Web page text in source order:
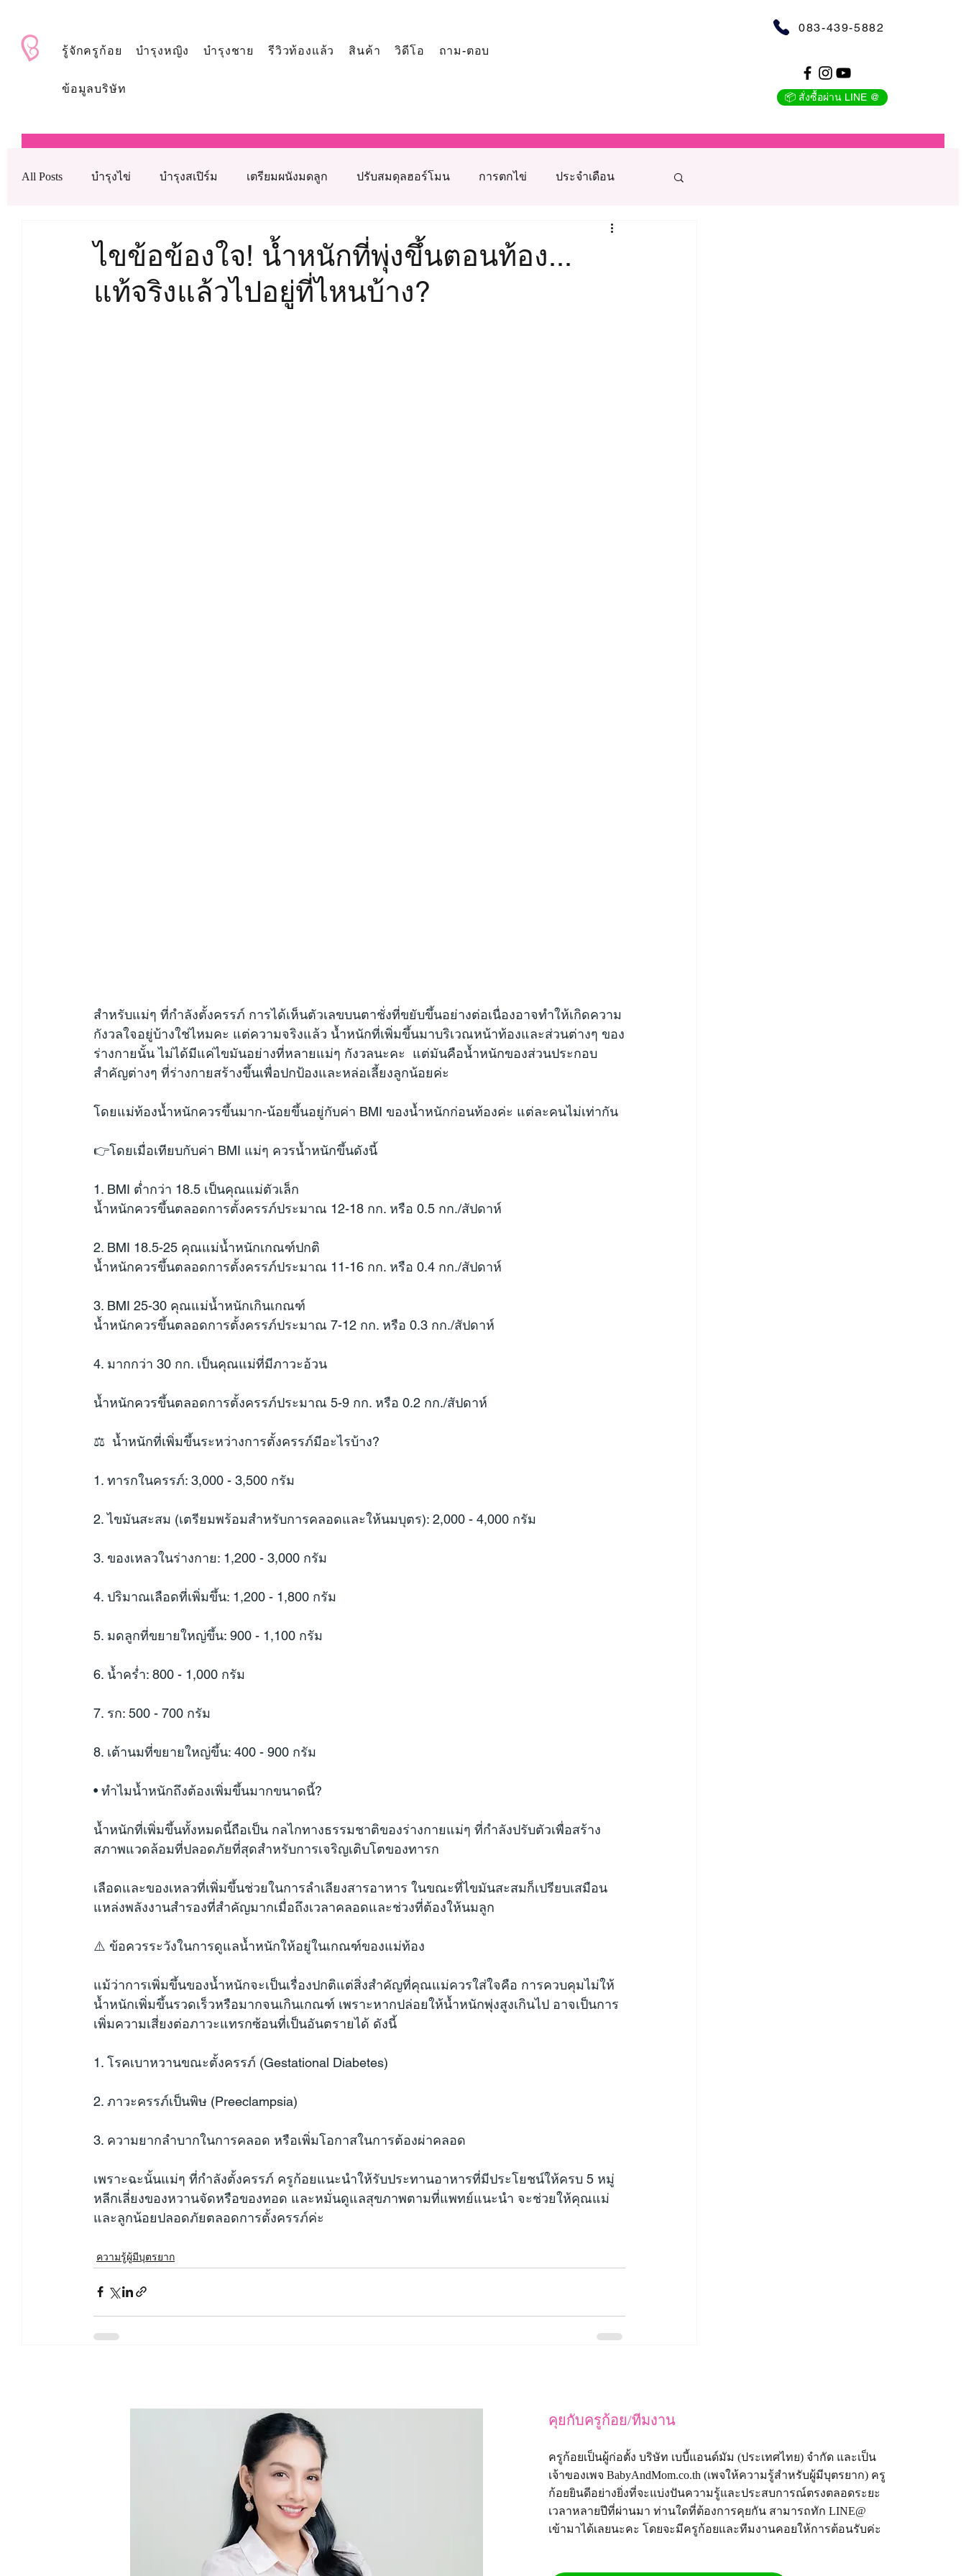
รู้จักครูก้อย บำรุงหญิง บำรุงชาย รีวิวท้องแล้ว สินค้า วิดีโอ ถาม-ตอบ
ข้อมูลบริษัท
083-439-5882
📦 สั่งซื้อผ่าน LINE @
All Posts บำรุงไข่ บำรุงสเปิร์ม เตรียมผนังมดลูก ปรับสมดุลฮอร์โมน การตกไข่ ประจำเดือน
ดูแลหลังใส่ตัวอ่อน โภชนาการเสริมภาวะเจริญพันธุ์
เทคโนโลยีช่วยเจริญพันธุ์ทางการแพทย์ วิตามินบำรุงเตรียมตั้งครรภ์
ไขข้อข้องใจ! น้ำหนักที่พุ่งขึ้นตอนท้อง...
แท้จริงแล้วไปอยู่ที่ไหนบ้าง?
สำหรับแม่ๆ ที่กำลังตั้งครรภ์ การได้เห็นตัวเลขบนตาชั่งที่ขยับขึ้นอย่างต่อเนื่องอาจทำให้เกิดความ
กังวลใจอยู่บ้างใช่ไหมคะ แต่ความจริงแล้ว น้ำหนักที่เพิ่มขึ้นมาบริเวณหน้าท้องและส่วนต่างๆ ของ
ร่างกายนั้น ไม่ได้มีแค่ไขมันอย่างที่หลายแม่ๆ กังวลนะคะ  แต่มันคือน้ำหนักของส่วนประกอบ
สำคัญต่างๆ ที่ร่างกายสร้างขึ้นเพื่อปกป้องและหล่อเลี้ยงลูกน้อยค่ะ
โดยแม่ท้องน้ำหนักควรขึ้นมาก-น้อยขึ้นอยู่กับค่า BMI ของน้ำหนักก่อนท้องค่ะ แต่ละคนไม่เท่ากัน
👉โดยเมื่อเทียบกับค่า BMI แม่ๆ ควรน้ำหนักขึ้นดังนี้
1. BMI ต่ำกว่า 18.5 เป็นคุณแม่ตัวเล็ก
น้ำหนักควรขึ้นตลอดการตั้งครรภ์ประมาณ 12-18 กก. หรือ 0.5 กก./สัปดาห์
2. BMI 18.5-25 คุณแม่น้ำหนักเกณฑ์ปกติ
น้ำหนักควรขึ้นตลอดการตั้งครรภ์ประมาณ 11-16 กก. หรือ 0.4 กก./สัปดาห์
3. BMI 25-30 คุณแม่น้ำหนักเกินเกณฑ์
น้ำหนักควรขึ้นตลอดการตั้งครรภ์ประมาณ 7-12 กก. หรือ 0.3 กก./สัปดาห์
4. มากกว่า 30 กก. เป็นคุณแม่ที่มีภาวะอ้วน
น้ำหนักควรขึ้นตลอดการตั้งครรภ์ประมาณ 5-9 กก. หรือ 0.2 กก./สัปดาห์
⚖️  น้ำหนักที่เพิ่มขึ้นระหว่างการตั้งครรภ์มีอะไรบ้าง?
1. ทารกในครรภ์: 3,000 - 3,500 กรัม
2. ไขมันสะสม (เตรียมพร้อมสำหรับการคลอดและให้นมบุตร): 2,000 - 4,000 กรัม
3. ของเหลวในร่างกาย: 1,200 - 3,000 กรัม
4. ปริมาณเลือดที่เพิ่มขึ้น: 1,200 - 1,800 กรัม
5. มดลูกที่ขยายใหญ่ขึ้น: 900 - 1,100 กรัม
6. น้ำคร่ำ: 800 - 1,000 กรัม
7. รก: 500 - 700 กรัม
8. เต้านมที่ขยายใหญ่ขึ้น: 400 - 900 กรัม
• ทำไมน้ำหนักถึงต้องเพิ่มขึ้นมากขนาดนี้?
น้ำหนักที่เพิ่มขึ้นทั้งหมดนี้ถือเป็น กลไกทางธรรมชาติของร่างกายแม่ๆ ที่กำลังปรับตัวเพื่อสร้าง
สภาพแวดล้อมที่ปลอดภัยที่สุดสำหรับการเจริญเติบโตของทารก
เลือดและของเหลวที่เพิ่มขึ้นช่วยในการลำเลียงสารอาหาร ในขณะที่ไขมันสะสมก็เปรียบเสมือน
แหล่งพลังงานสำรองที่สำคัญมากเมื่อถึงเวลาคลอดและช่วงที่ต้องให้นมลูก
⚠️ ข้อควรระวังในการดูแลน้ำหนักให้อยู่ในเกณฑ์ของแม่ท้อง
แม้ว่าการเพิ่มขึ้นของน้ำหนักจะเป็นเรื่องปกติแต่สิ่งสำคัญที่คุณแม่ควรใส่ใจคือ การควบคุมไม่ให้
น้ำหนักเพิ่มขึ้นรวดเร็วหรือมากจนเกินเกณฑ์ เพราะหากปล่อยให้น้ำหนักพุ่งสูงเกินไป อาจเป็นการ
เพิ่มความเสี่ยงต่อภาวะแทรกซ้อนที่เป็นอันตรายได้ ดังนี้
1. โรคเบาหวานขณะตั้งครรภ์ (Gestational Diabetes)
2. ภาวะครรภ์เป็นพิษ (Preeclampsia)
3. ความยากลำบากในการคลอด หรือเพิ่มโอกาสในการต้องผ่าคลอด
เพราะฉะนั้นแม่ๆ ที่กำลังตั้งครรภ์ ครูก้อยแนะนำให้รับประทานอาหารที่มีประโยชน์ให้ครบ 5 หมู่
หลีกเลี่ยงของหวานจัดหรือของทอด และหมั่นดูแลสุขภาพตามที่แพทย์แนะนำ จะช่วยให้คุณแม่
และลูกน้อยปลอดภัยตลอดการตั้งครรภ์ค่ะ
ความรู้ผู้มีบุตรยาก
คุยกับครูก้อย/ทีมงาน
ครูก้อยเป็นผู้ก่อตั้ง บริษัท เบบี้แอนด์มัม (ประเทศไทย) จำกัด และเป็น
เจ้าของเพจ BabyAndMom.co.th (เพจให้ความรู้สำหรับผู้มีบุตรยาก) ครู
ก้อยยินดีอย่างยิ่งที่จะแบ่งปันความรู้และประสบการณ์ตรงตลอดระยะ
เวลาหลายปีที่ผ่านมา ท่านใดที่ต้องการคุยกัน สามารถทัก LINE@
เข้ามาได้เลยนะคะ โดยจะมีครูก้อยและทีมงานคอยให้การต้อนรับค่ะ